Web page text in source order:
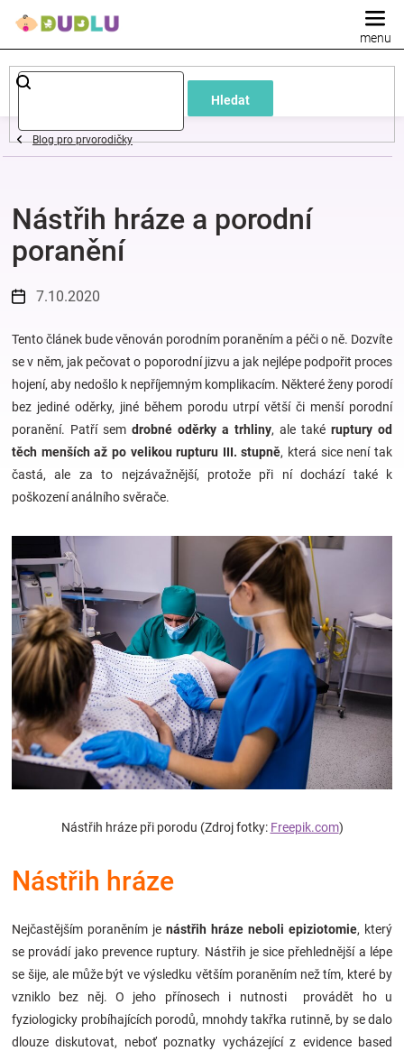
Hledat
Dětské
a
oblečení
Pokojíček
a
kojenecká
výbava
Hračky
a
pro
děti
Těhotenské
oblečení
Blog
Hračkářství
Přihlášení
Blog pro prvorodičky
Nástřih hráze a porodní
poranění
7.10.2020
Tento článek bude věnován porodním poraněním a péči o ně. Dozvíte
se v něm, jak pečovat o poporodní jizvu a jak nejlépe podpořit proces
hojení, aby nedošlo k nepříjemným komplikacím. Některé ženy porodí
bez jediné oděrky, jiné během porodu utrpí větší či menší porodní
poranění. Patří sem drobné oděrky a trhliny, ale také ruptury od
těch menších až po velikou rupturu III. stupně, která sice není tak
častá, ale za to nejzávažnější, protože při ní dochází také k
poškození análního svěrače.
Nástřih hráze při porodu (Zdroj fotky: Freepik.com)
Nástřih hráze
Nejčastějším poraněním je nástřih hráze neboli epiziotomie, který
se provádí jako prevence ruptury. Nástřih je sice přehlednější a lépe
se šije, ale může být ve výsledku větším poraněním než tím, které by
vzniklo bez něj. O jeho přínosech i nutnosti provádět ho u
fyziologicky probíhajících porodů, mnohdy takřka rutinně, by se dalo
dlouze diskutovat, neboť poznatky vycházející z evidence based